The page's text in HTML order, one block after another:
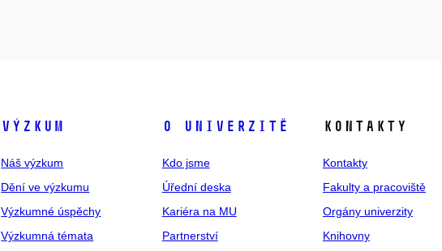
Výzkum
Náš výzkum
Dění ve výzkumu
Výzkumné úspěchy
Výzkumná témata
O univerzitě
Kdo jsme
Úřední deska
Kariéra na MU
Partnerství
Kontakty
Kontakty
Fakulty a pracoviště
Orgány univerzity
Knihovny